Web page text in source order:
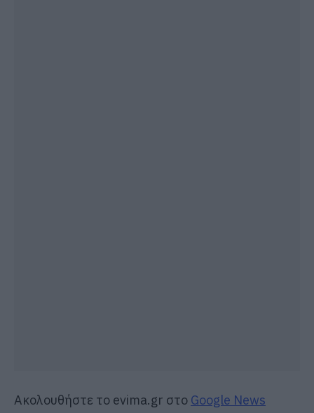
Ακολουθήστε το evima.gr στο Google News